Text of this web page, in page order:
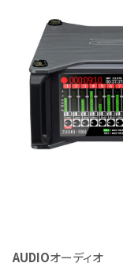
AUDIOオーディオ